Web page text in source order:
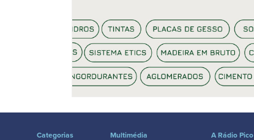
Categorias
Multimédia
A Rádio Pico